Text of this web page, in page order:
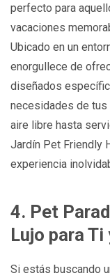
perfecto para
vacaciones
Ubicado en un
enorgullece de
diseñados
necesidades de tus
aire libre hasta
Jardín Pet Friendly
experiencia
4. Pet
Lujo para
Si estás buscando